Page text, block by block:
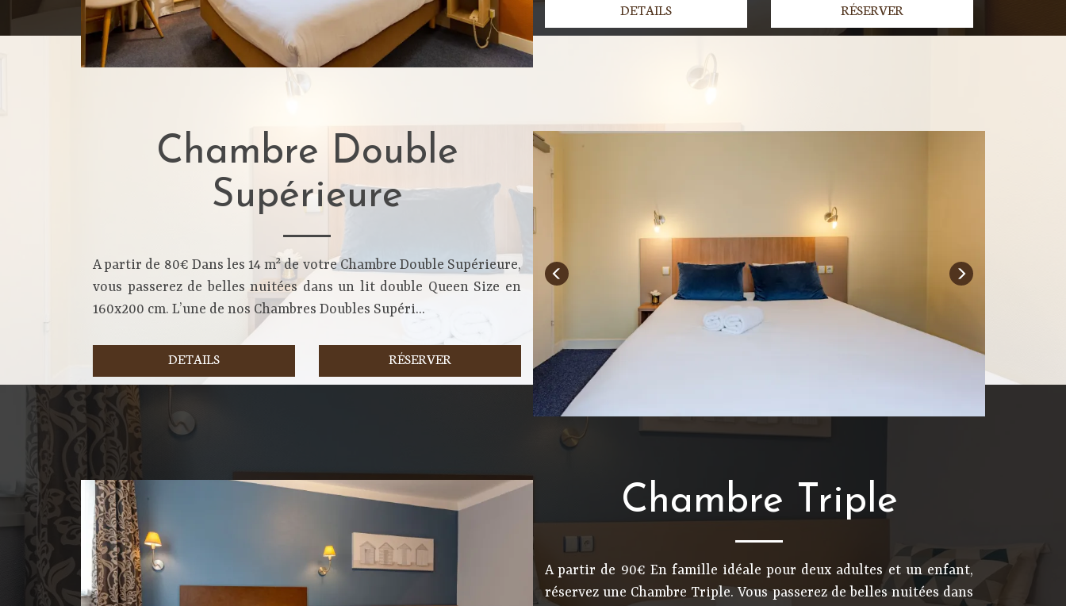
DETAILS RÉSERVER
Chambre Double
Supérieure
A partir de 80€ Dans les 14 m² de votre Chambre Double Supérieure,
vous passerez de belles nuitées dans un lit double Queen Size en
160x200 cm. L’une de nos Chambres Doubles Supéri...
DETAILS RÉSERVER
Chambre Triple
A partir de 90€ En famille idéale pour deux adultes et un enfant,
réservez une Chambre Triple. Vous passerez de belles nuitées dans